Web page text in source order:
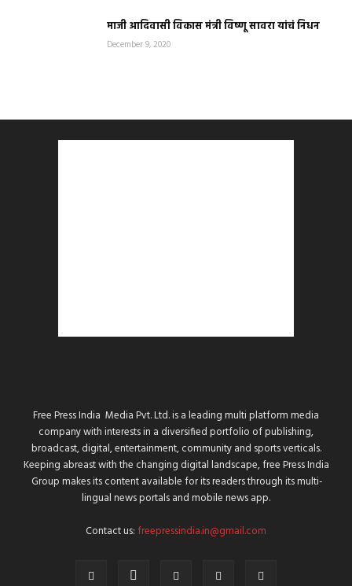
माजी आदिवासी विकास मंत्री विष्णू सावरा यांचं निधन
December 9, 2020
Free Press India Media Pvt. Ltd. is a leading multi platform media
company with interests in a diversified portfolio of publishing,
broadcast, digital, entertainment, community and sports verticals.
Keeping abreast with the changing digital landscape, free Press India
Group makes its content available for its readers through its multi-
lingual news portals and mobile news app.
Contact us:freepressindia.in@gmail.com